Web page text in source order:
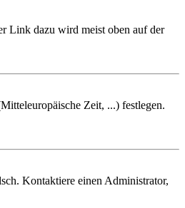
Link dazu wird meist oben auf der
Zeit, ...) festlegen.
Kontaktiere einen Administrator,